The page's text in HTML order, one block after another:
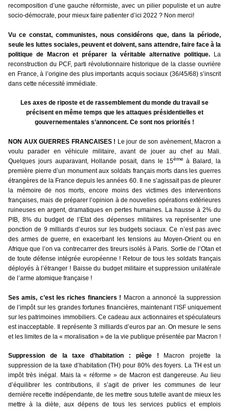
recomposition d’une gauche réformiste, avec un pilier populiste et un autre
socio-démocrate, pour mieux faire patienter d’ici 2022 ? Non merci!
Vu ce constat, communistes, nous considérons que, dans la période,
seule les luttes sociales, peuvent et doivent, sans attendre, faire face à la
politique de Macron et préparer la véritable alternative politique. La
reconstruction du PCF, parti révolutionnaire historique de la classe ouvrière
en France, à l’origine des plus importants acquis sociaux (36/45/68) s’inscrit
dans cette nécessité immédiate.
Les axes de riposte et de rassemblement du monde du travail se
précisent en même temps que les attaques présidentielles et
gouvernementales s’annoncent. Ce sont nos priorités !
NON AUX GUERRES FRANCAISES ! Le jour de son avènement, Macron a
voulu parader en véhicule militaire, avant de jouer au chef au Mali.
Quelques jours auparavant, Hollande posait, dans le 15ème à Balard, la
première pierre d’un monument aux soldats français morts dans les guerres
étrangères de la France depuis les années 60. Il ne s’agissait pas de pleurer
la mémoire de nos morts, encore moins des victimes des interventions
françaises, mais de préparer l’opinion à de nouvelles opérations extérieures
ruineuses en argent, dramatiques en pertes humaines. La hausse à 2% du
PIB, 8% du budget de l’Etat des dépenses militaires va représenter une
ponction de 9 milliards d’euros sur les budgets sociaux. Ce n’est pas avec
des armes de guerre, en exacerbant les tensions au Moyen-Orient ou en
Afrique que l’on va contrecarrer des tireurs isolés à Paris. Sortie de l’Otan et
de toute défense intégrée européenne ! Retour de tous les soldats français
déployés à l’étranger ! Baisse du budget militaire et suppression unilatérale
de l’arme atomique française !
Ses amis, c’est les riches financiers ! Macron a annoncé la suppression
de l’impôt sur les grandes fortunes financières, maintenant l’ISF uniquement
sur les patrimoines immobiliers. Ce cadeau aux actionnaires et spéculateurs
est inacceptable. Il représente 3 milliards d’euros par an. On mesure le sens
et les limites de la « moralisation » de la vie publique présentée par Macron !
Suppression de la taxe d’habitation : piège !
Macron projette la
suppression de la taxe d’habitation (TH) pour 80% des foyers. La TH est un
impôt très inégal. Mais la « réforme » de Macron est dangereuse. Au lieu
d’équilibrer les contributions, il s’agit de priver les communes de leur
dernière recette indépendante, de les mettre sous tutelle avant de mieux les
mettre à la diète, aux dépens de tous les services publics et emplois